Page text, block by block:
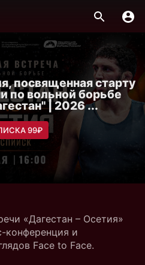
посвященная старту
по вольной борьбе
| 2026 ...
99₽
«Дагестан – Осетия»
конференция и
Face to Face.